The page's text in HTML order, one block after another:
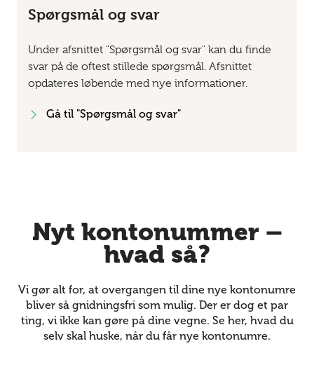
Spørgsmål og svar
Under afsnittet "Spørgsmål og svar" kan du finde
svar på de oftest stillede spørgsmål. Afsnittet
opdateres løbende med nye informationer.
Gå til "Spørgsmål og svar"
Nyt kontonummer –
hvad så?
Vi gør alt for, at overgangen til dine nye kontonumre
bliver så gnidningsfri som mulig. Der er dog et par
ting, vi ikke kan gøre på dine vegne. Se her, hvad du
selv skal huske, når du får nye kontonumre.